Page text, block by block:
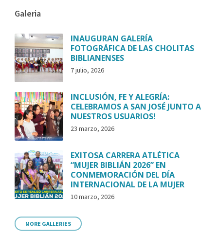
Galeria
INAUGURAN GALERÍA
FOTOGRÁFICA DE LAS CHOLITAS
BIBLIANENSES
7 julio, 2026
INCLUSIÓN, FE Y ALEGRÍA:
CELEBRAMOS A SAN JOSÉ JUNTO A
NUESTROS USUARIOS!
23 marzo, 2026
EXITOSA CARRERA ATLÉTICA
“MUJER BIBLIÁN 2026” EN
CONMEMORACIÓN DEL DÍA
INTERNACIONAL DE LA MUJER
10 marzo, 2026
MORE GALLERIES